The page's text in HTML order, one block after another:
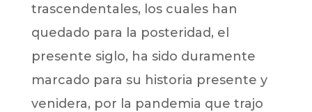
trascendentales, los cuales han
quedado para la posteridad, el
presente siglo, ha sido duramente
marcado para su historia presente y
venidera, por la pandemia que trajo